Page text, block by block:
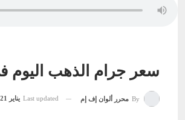
سعر جرام الذهب اليوم فى مصر
By محرر ألوان إف إم Last updated يناير 21, 2026